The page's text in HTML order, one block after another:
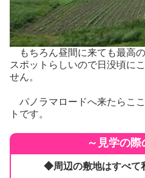
もちろん昼間に来ても最高
スポットらしいので日没頃に
せん。
パノラマロードへ来たらこ
トです。
～見学の際
◆周辺の敷地はすべて